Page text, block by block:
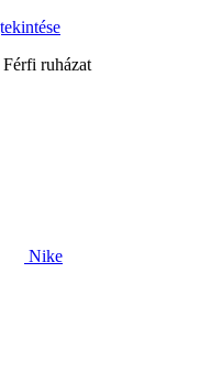
Férfi ruházat
Nike